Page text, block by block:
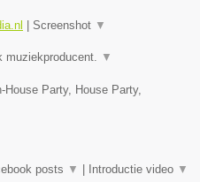
Screenshot ▼
muziekproducent. ▼
Party, House Party,
posts ▼ Introductie video ▼